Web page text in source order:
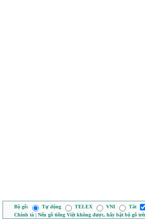
Bộ gõ: Tự động TELEX VNI Tắt
Chính tả | Nếu gõ tiếng Việt không được, hãy bật bộ gõ